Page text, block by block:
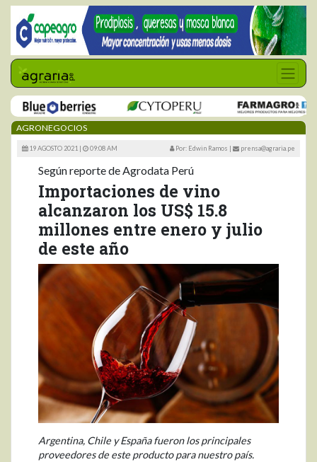
AGRONEGOCIOS
19 AGOSTO 2021 | 09:08 AM Por: Edwin Ramos | prensa@agraria.pe
Según reporte de Agrodata Perú
Importaciones de vino
alcanzaron los US$ 15.8
millones entre enero y julio
de este año
Argentina, Chile y España fueron los principales
proveedores de este producto para nuestro país.